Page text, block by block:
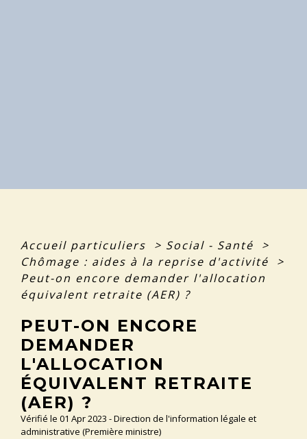
Accueil particuliers > Social - Santé
>
Chômage : aides à la reprise d'activité
>
Peut-on encore demander l'allocation
équivalent retraite (AER) ?
PEUT-ON ENCORE
DEMANDER
L'ALLOCATION
ÉQUIVALENT RETRAITE
(AER) ?
Vérifié le 01 Apr 2023 - Direction de l'information légale et
administrative (Première ministre)